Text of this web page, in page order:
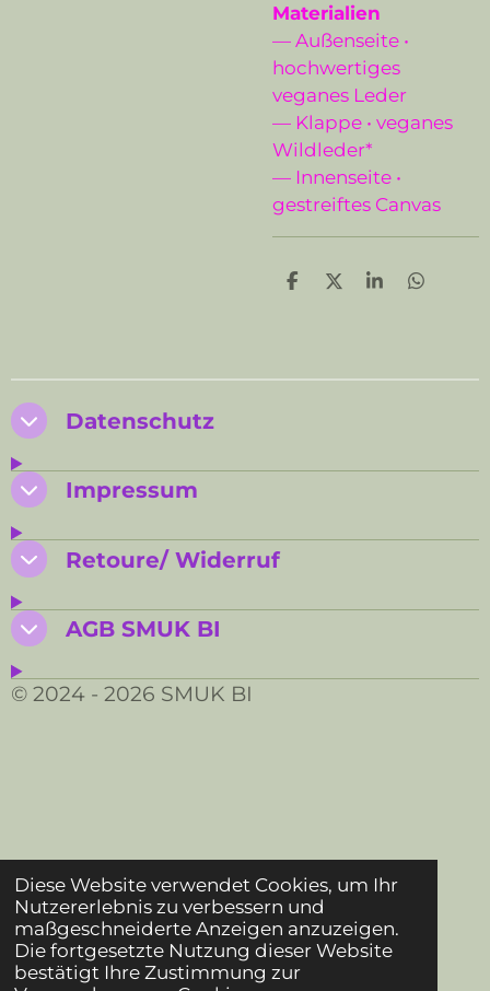
Diese Website verwendet Cookies, um Ihr
Nutzererlebnis zu verbessern und
maßgeschneiderte Anzeigen anzuzeigen.
Die fortgesetzte Nutzung dieser Website
bestätigt Ihre Zustimmung zur
Materialien
— Außenseite •
hochwertiges
veganes Leder
— Klappe • veganes
Wildleder*
— Innenseite •
gestreiftes Canvas
T
n
T
n
T
n
T
n
Datenschutz
Impressum
Retoure/ Widerruf
AGB SMUK BI
© 2024 - 2026 SMUK BI